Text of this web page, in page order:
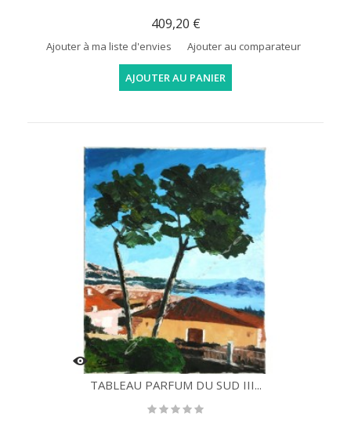
409,20 €
Ajouter à ma liste d'envies Ajouter au comparateur
AJOUTER AU PANIER
TABLEAU PARFUM DU SUD III...